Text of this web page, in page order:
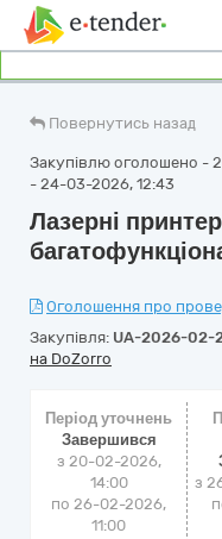
Повернутись назад
Закупівлю оголошено -
- 24-03-2026, 12:43
Лазерні
Оголошення про
Закупівля: UA-2026-02-
на DoZorro
Період уточнень
Завершився
з 20-02-2026,
14:00
по 26-02-2026,
11:00
з